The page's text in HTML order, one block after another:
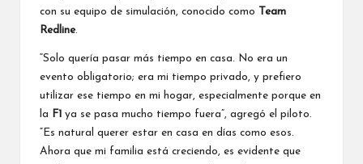
con su equipo de simulación, conocido como
Team
Redline.
“Solo quería pasar más tiempo en casa. No era un
evento obligatorio; era mi tiempo privado, y prefiero
utilizar ese tiempo en mi hogar, especialmente porque en
la
F1
ya se pasa mucho tiempo fuera”, agregó el piloto.
“Es natural querer estar en casa en días como esos.
Ahora que mi familia está creciendo, es evidente que